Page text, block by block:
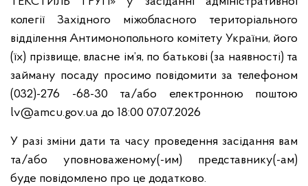
колегії Західного міжобласного територіального
відділення Антимонопольного комітету України, його
(їх) прізвище, власне ім’я, по батькові (за наявності) та
займану посаду просимо повідомити за телефоном
(032)-276 -68-30 та/або електронною поштою
lv@amcu.gov.ua до 18:00 07.07.2026
У разі зміни дати та часу проведення засідання вам
та/або уповноваженому(-им) представнику(-ам)
буде повідомлено про це додатково.